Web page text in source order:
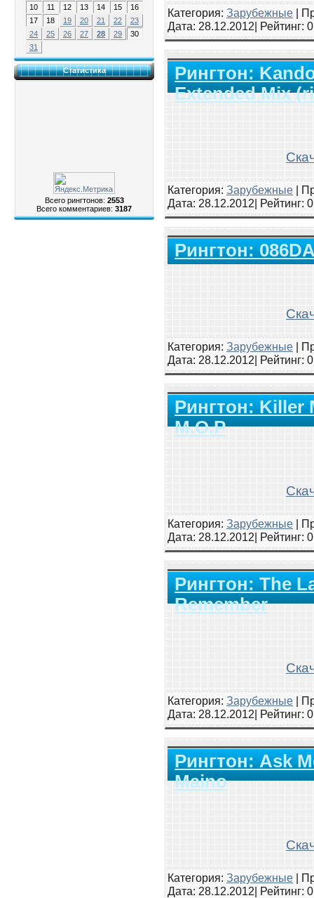
10
11 12 13 14 15
16
17
18 19 20 21 22
23
24
25 26 27 28 29
30
31
Статистика
Всего рингтонов: 2553
Всего комментариев: 3187
Категория: Зарубежные |
Дата: 28.12.2012| Рейтинг:
Рингтон:
Extended Mix
Категория: Зарубежные |
Дата: 28.12.2012| Рейтинг:
Рингтон:
Категория: Зарубежные |
Дата: 28.12.2012| Рейтинг:
Рингтон: Killer
M.O.P
Категория: Зарубежные |
Дата: 28.12.2012| Рейтинг:
Рингтон: The
Remember
Категория: Зарубежные |
Дата: 28.12.2012| Рейтинг:
Рингтон: Ask
Maino
Категория: Зарубежные |
Дата: 28.12.2012| Рейтинг: